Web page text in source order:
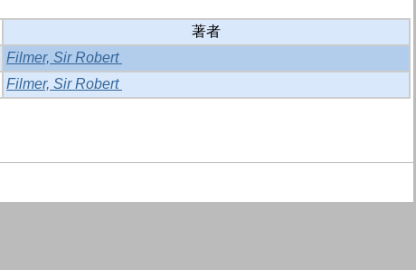
著者
Filmer, Sir Robert
Filmer, Sir Robert